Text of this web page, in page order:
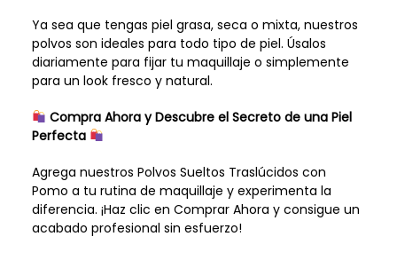
Ya sea que tengas piel grasa, seca o mixta, nuestros
polvos son ideales para todo tipo de piel. Úsalos
diariamente para fijar tu maquillaje o simplemente
para un look fresco y natural.
Compra Ahora y Descubre el Secreto de una Piel
Perfecta
Agrega nuestros Polvos Sueltos Traslúcidos con
Pomo a tu rutina de maquillaje y experimenta la
diferencia. ¡Haz clic en Comprar Ahora y consigue un
acabado profesional sin esfuerzo!